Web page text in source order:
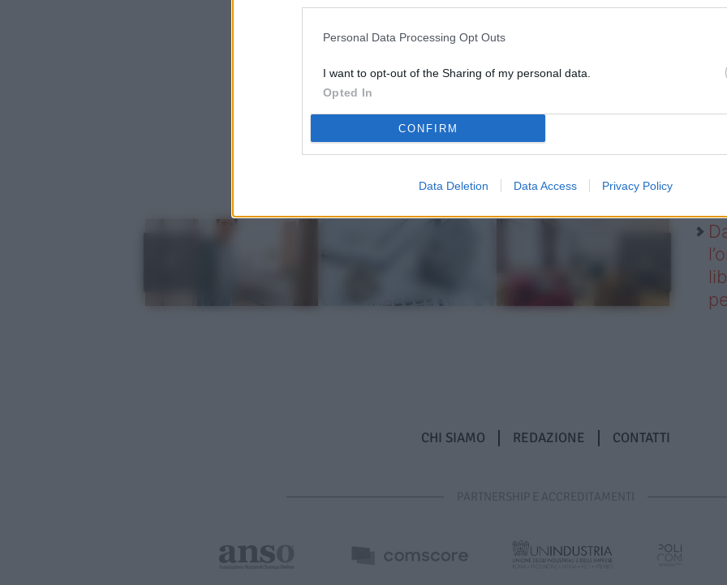
Personal Data Processing Opt Outs
I want to opt-out of the Sharing of my personal data.
Opted In
CONFIRM
Data Deletion Data Access Privacy Policy
CHI SIAMO REDAZIONE CONTATTI
PARTNERSHIP E ACCREDITAMENTI